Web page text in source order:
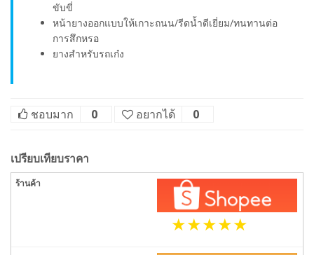
ขับขี่
หน้ายางออกแบบให้เกาะถนน/รีดน้ำดีเยี่ยม/ทนทานต่อ
การสึกหรอ
ยางสำหรับรถเก๋ง
ชอบมาก 0 อยากได้ 0
เปรียบเทียบราคา